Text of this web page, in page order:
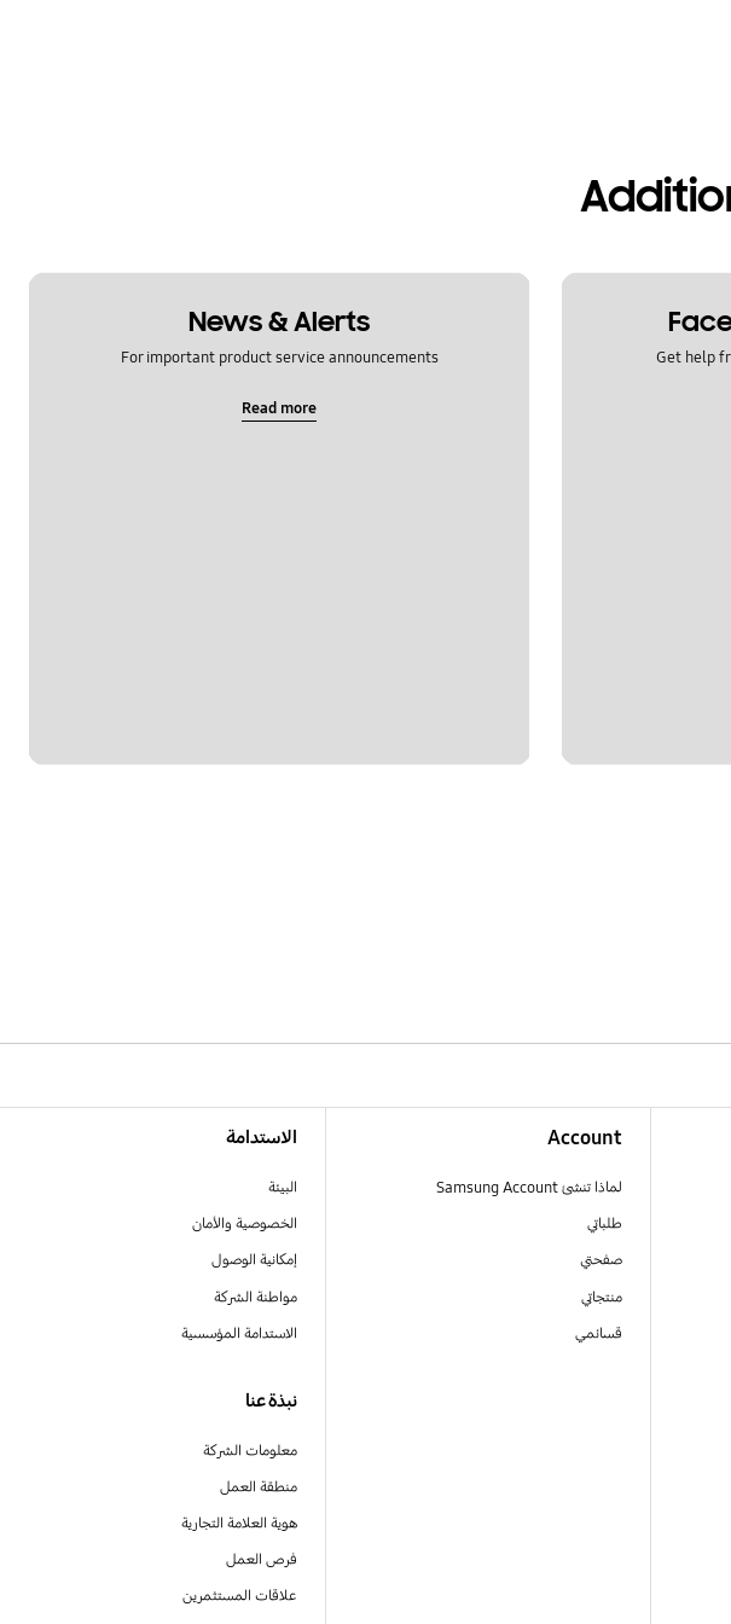
Get help
News & Alerts
For important product service announcements
Read more
Account
لماذا تنشئ Samsung Account
طلباتي
صفحتي
منتجاتي
قسائمي
الاستدامة
البيئة
الخصوصية والأمان
إمكانية الوصول
مواطنة الشركة
الاستدامة المؤسسية
نبذة عنا
معلومات الشركة
منطقة العمل
هوية العلامة التجارية
فرص العمل
علاقات المستثمرين